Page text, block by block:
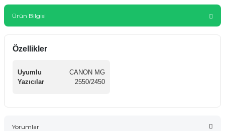
Ürün Bilgisi
Özellikler
Uyumlu
Yazıcılar
CANON MG
2550/2450
Yorumlar